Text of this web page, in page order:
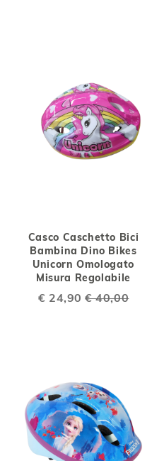
Casco Caschetto Bici
Bambina Dino Bikes
Unicorn Omologato
Misura Regolabile
Special
€ 24,90 € 40,00